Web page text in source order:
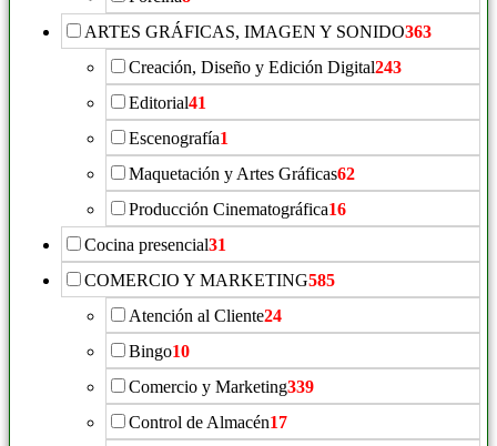
ARTES GRÁFICAS, IMAGEN Y SONIDO363
Creación, Diseño y Edición Digital243
Editorial41
Escenografía1
Maquetación y Artes Gráficas62
Producción Cinematográfica16
Cocina presencial31
COMERCIO Y MARKETING585
Atención al Cliente24
Bingo10
Comercio y Marketing339
Control de Almacén17